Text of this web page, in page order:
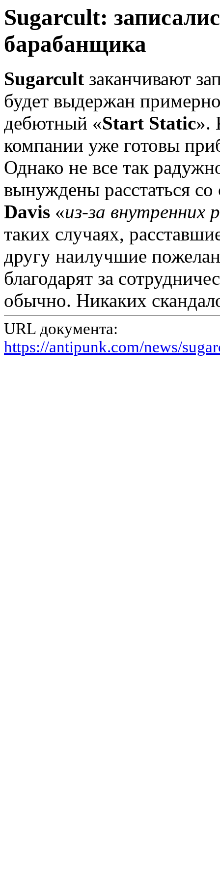
Sugarcult:
барабанщика
Sugarcult заканчивают
будет выдержан
дебютный «Start Static».
компании уже готовы
Однако не все так
вынуждены расстаться
Davis «из-за внутренних
таких случаях,
другу наилучшие
благодарят за
обычно. Никаких
URL документа:
https://antipunk.com/news/